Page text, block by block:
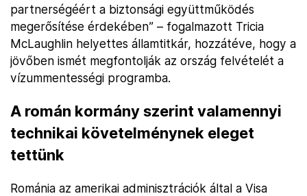
partnerségéért a biztonsági együttműködés
megerősítése érdekében” – fogalmazott Tricia
McLaughlin helyettes államtitkár, hozzátéve, hogy a
jövőben ismét megfontolják az ország felvételét a
vízummentességi programba.
A román kormány szerint valamennyi
technikai követelménynek eleget
tettünk
Románia az amerikai adminisztrációk által a Visa